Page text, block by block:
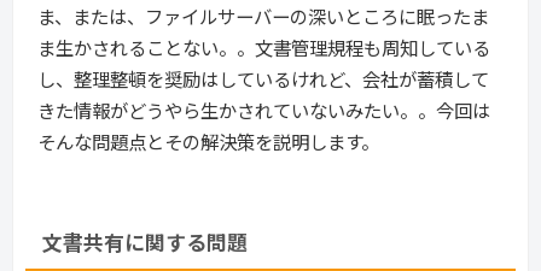
ま、または、ファイルサーバーの深いところに眠ったま
ま生かされることない。。文書管理規程も周知している
し、整理整頓を奨励はしているけれど、会社が蓄積して
きた情報がどうやら生かされていないみたい。。今回は
そんな問題点とその解決策を説明します。
文書共有に関する問題